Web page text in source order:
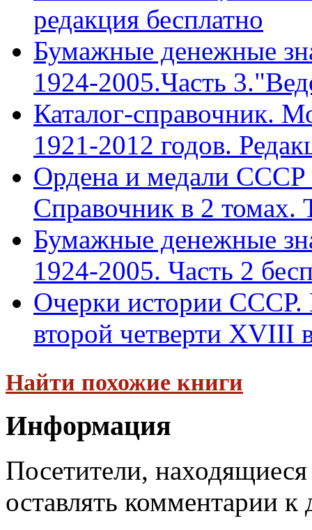
редакция бесплатно
Бумажные денежные
1924-2005.Часть
Каталог-справочник.
1921-2012 годов.
Ордена и медали
Справочник в 2 томах.
Бумажные денежные
1924-2005. Часть 2
Очерки истории СССР.
второй четверти XVIII
Найти похожие книги
Информация
Посетители,
оставлять комментарии к